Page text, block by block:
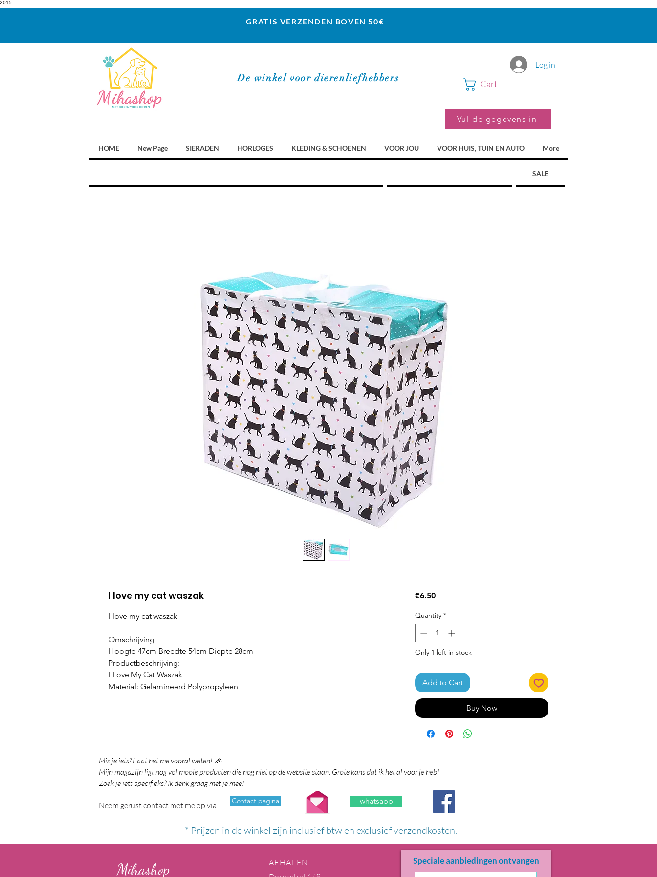
2015
GRATIS VERZENDEN BOVEN 50€
De winkel voor dierenliefhebbers
Log in
Cart
Vul de gegevens in
HOME New Page SIERADEN HORLOGES KLEDING & SCHOENEN VOOR JOU VOOR HUIS, TUIN EN AUTO More
SALE
I love my cat waszak
I love my cat waszak
Omschrijving
Hoogte 47cm Breedte 54cm Diepte 28cm
Productbeschrijving:
I Love My Cat Waszak
Material: Gelamineerd Polypropyleen
€6.50Price
Quantity *
Only 1 left in stock
Add to Cart
Buy Now
Mis je iets? Laat het me vooral weten! 🎉
Mijn magazijn ligt nog vol mooie producten die nog niet op de website staan. Grote kans dat ik het al voor je heb!
Zoek je iets specifieks? Ik denk graag met je mee!
Neem gerust contact met me op via: Contact pagina whatsapp
* Prijzen in de winkel zijn inclusief btw en exclusief verzendkosten.
Mihashop
AFHALEN
Speciale aanbiedingen ontvangen